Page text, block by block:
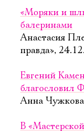
«Моряки и
балеринами
Анастасия
правда»,
Евгений
благословил
Анна
В